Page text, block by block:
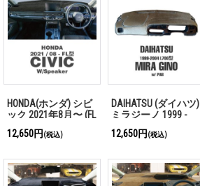
HONDA(ホンダ) シビ
ック 2021年8月〜 (FL
型) ダッシュマット
12,650円 (税込)
DAIHATSU (ダイハツ)
ミラジーノ 1999 -
2004 L700型 ダッシ
ュマット
12,650円 (税込)